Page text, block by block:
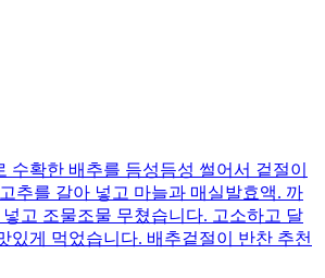
수확한 배추를 듬성듬성 썰어서 겉절이
추를 갈아 넣고 마늘과 매실발효액. 까
고 조물조물 무쳤습니다. 고소하고 달
있게 먹었습니다. 배추겉절이 반찬 추천